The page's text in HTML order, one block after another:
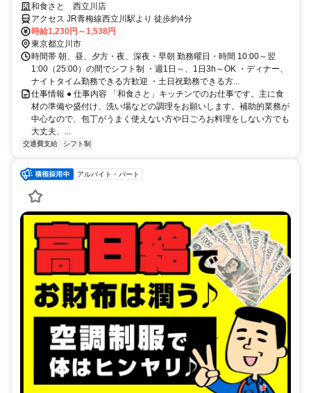
ある主婦（夫）さんも活躍中！
和食さと 西立川店
アクセス JR青梅線西立川駅より 徒歩約4分
時給1,230円～1,538円
東京都立川市
時間帯 朝、昼、夕方・夜、深夜・早朝 勤務曜日・時間 10:00～翌
1:00（25:00）の間でシフト制 ・週1日～、1日3h～OK ・ディナー、
ナイトタイム勤務できる方歓迎 ・土日祝勤務できる方...
仕事情報 ● 仕事内容 「和食さと」キッチンでのお仕事です。主に食
材の準備や盛付け、洗い場などの調理をお願いします。補助的業務が
中心なので、包丁がうまく使えない方や日ごろお料理をしない方でも
大丈夫、...
交通費支給 シフト制
アルバイト・パート